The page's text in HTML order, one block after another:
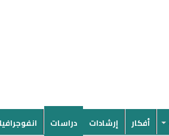
أفكار إرشادات دراسات